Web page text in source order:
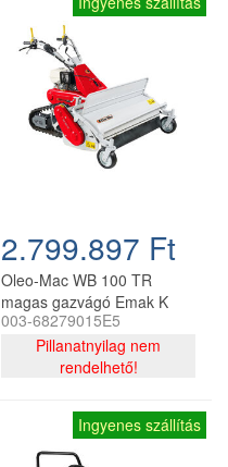
2.799.897 Ft
Oleo-Mac WB 100 TR
magas gazvágó Emak K
1400 H motorral,
hernyótalpas meghajtással
003-68279015E5
Pillanatnyilag nem
rendelhető!
Ingyenes szállítás